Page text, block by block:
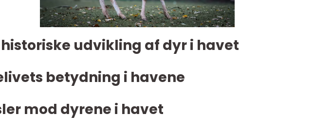
historiske udvikling af dyr i havet
betydning i havene
mod dyrene i havet